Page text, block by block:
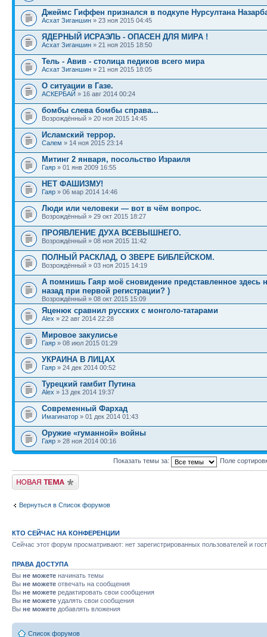
Джеймс Гиффен признался в подкупе Нурсултана
Асхат Зиганшин » 23 ноя 2015 04:45
ЯДЕРНЫЙ ИСРАЭЛЬ - ОПАСЕН ДЛЯ МИРА !
Асхат Зиганшин » 21 ноя 2015 18:50
Тель - Авив - столица педиков всего мира
Асхат Зиганшин » 21 ноя 2015 18:05
О ситуации в Газе.
АСКЕРБАЙ » 16 авг 2014 00:24
бомбы слева бомбы справа...
Возрождённый » 20 ноя 2015 14:45
Исламский террор.
Салем » 14 ноя 2015 23:14
Митинг 2 января, посольство Израиля
Гаяр » 01 янв 2009 16:55
НЕТ ФАШИЗМУ!
Гаяр » 06 мар 2014 14:46
Люди или человеки — вот в чём вопрос.
Возрождённый » 29 окт 2015 18:27
ПРОЯВЛЕНИЕ ДУХА ВСЕВЫШНЕГО.
Возрождённый » 08 ноя 2015 11:42
ПОЛНЫЙ РАСКЛАД, О ЗВЕРЕ БИБЛЕЙСКОМ.
Возрождённый » 03 ноя 2015 14:19
А помнишь Гаяр моё сновидение представленное здесь
назад при первой регистрации? )
Возрождённый » 08 окт 2015 15:09
Яценюк сравнил русских с монголо-татарами
Alex » 22 авг 2014 22:28
Мировое закулисье
Гаяр » 08 июл 2015 01:29
УКРАИНА В ЛИЦАХ
Гаяр » 24 дек 2014 00:52
Турецкий гамбит Путина
Alex » 13 дек 2014 19:37
Современный Фархад
Имагинатор » 01 дек 2014 01:43
Оружие «гуманной» войны
Гаяр » 28 ноя 2014 00:16
Показать темы за: Поле
Новая тема
Вернуться в Список форумов
КТО СЕЙЧАС НА КОНФЕРЕНЦИИ
Сейчас этот форум просматривают: нет зарегистрированных пользователей и
ПРАВА ДОСТУПА
Вы не можете начинать темы
Вы не можете отвечать на сообщения
Вы не можете редактировать свои сообщения
Вы не можете удалять свои сообщения
Вы не можете добавлять вложения
Список форумов